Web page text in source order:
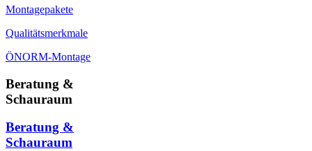
Montagepakete
Qualitätsmerkmale
ÖNORM-Montage
Beratung &
Schauraum
Beratung &
Schauraum